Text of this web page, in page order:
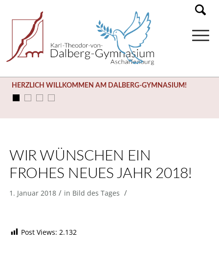
HERZLICH WILLKOMMEN AM DALBERG-GYMNASIUM!
WIR WÜNSCHEN EIN
FROHES NEUES JAHR 2018!
1. Januar 2018 / in Bild des Tages /
Post Views: 2.132